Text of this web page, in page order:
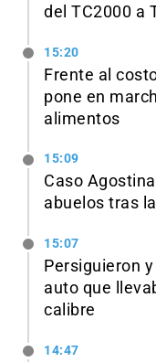
del TC2000 a
15:20
Frente al
pone en
alimentos
15:09
Caso
abuelos tras
15:07
Persiguieron
auto que
calibre
14:47